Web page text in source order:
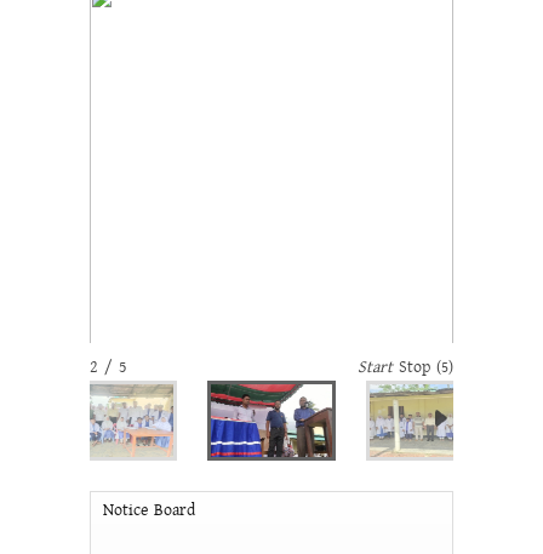
আন্তঃহাউজ ফুটবল টুর্ণামেন্ট উদ্ভোদন অনুষ্ঠান
2 / 5 Start Stop (5)
Notice Board